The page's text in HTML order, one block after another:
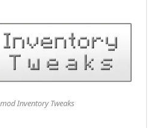
Inventory Tweaks